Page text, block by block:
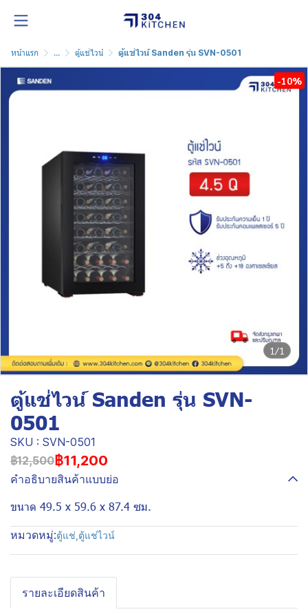
หน้าแรก ... ตู้แช่ไวน์ ตู้แช่ไวน์ Sanden รุ่น SVN-0501
1/1
-10%
ตู้แช่ไวน์ Sanden รุ่น SVN-
0501
SKU : SVN-0501
฿12,500฿11,200
คำอธิบายสินค้าแบบย่อ
ขนาด 49.5 x 59.6 x 87.4 ซม.
หมวดหมู่:ตู้แช่ ตู้แช่ไวน์
รายละเอียดสินค้า